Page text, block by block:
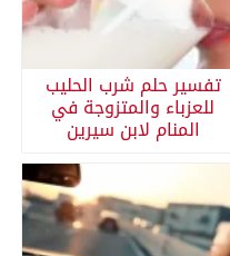
تفسير حلم شرب الحليب
للعزباء والمتزوجة في
المنام لابن سيرين